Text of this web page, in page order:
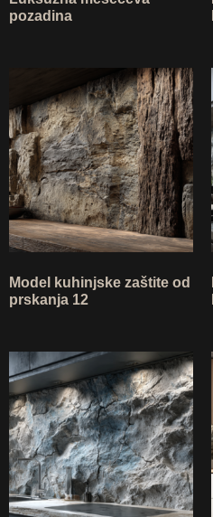
pozadina
Model kuhinjske zaštite od
prskanja 12